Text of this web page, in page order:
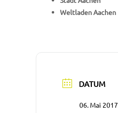
Weltladen Aachen
DATUM
06. Mai 2017